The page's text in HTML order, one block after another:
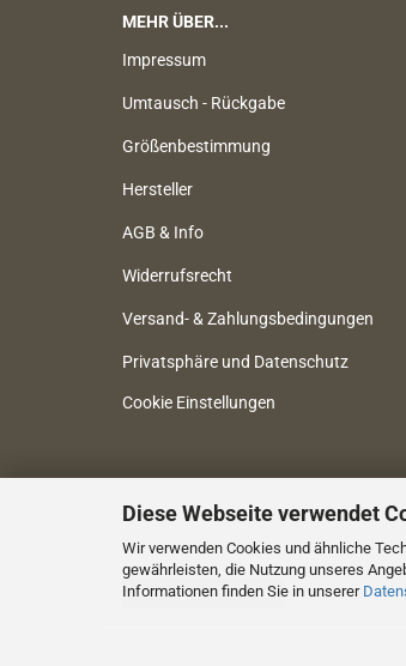
Diese Webseite verwendet
Wir verwenden Cookies und ähnliche
gewährleisten, die Nutzung unseres
Informationen finden Sie in unserer
MEHR ÜBER...
Impressum
Umtausch - Rückgabe
Größenbestimmung
Hersteller
AGB & Info
Widerrufsrecht
Versand- & Zahlungsbedingungen
Privatsphäre und Datenschutz
Cookie Einstellungen
Vertrag widerrufen